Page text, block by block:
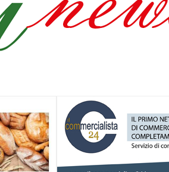
bufalina solida ed in crescita continua AREA
muore il 60enne Carmine Colucci
di san Giovanni Battista e santa Sabina EVIDENZA